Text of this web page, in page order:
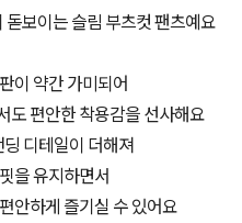
보이는 슬림 부츠컷 팬츠예요
이 약간 가미되어
도 편안한 착용감을 선사해요
디테일이 더해져
을 유지하면서
안하게 즐기실 수 있어요